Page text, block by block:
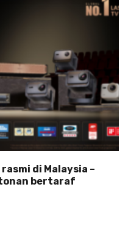
di Malaysia –
bertaraf